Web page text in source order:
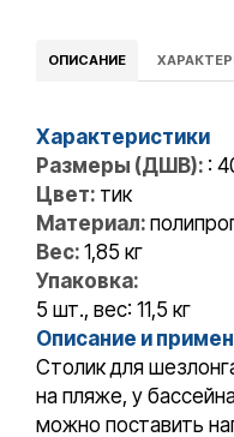
ОПИСАНИЕ
Характеристики
Размеры (ДШВ): :
Цвет: тик
Материал:
Вес: 1,85 кг
Упаковка:
5 шт., вес: 11,5 кг
Описание и
Столик для
на пляже, у
можно поставить